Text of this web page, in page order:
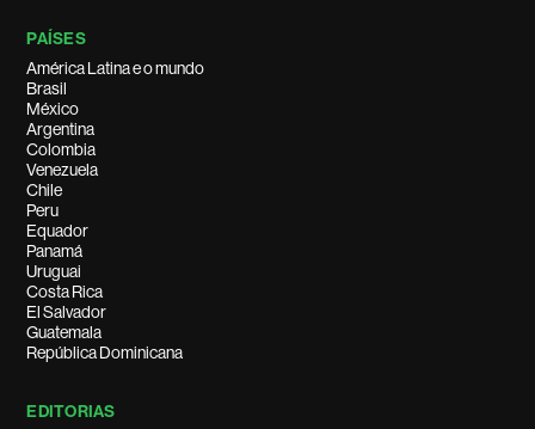
PAÍSES
América Latina e o mundo
Brasil
México
Argentina
Colombia
Venezuela
Chile
Peru
Equador
Panamá
Uruguai
Costa Rica
El Salvador
Guatemala
República Dominicana
EDITORIAS